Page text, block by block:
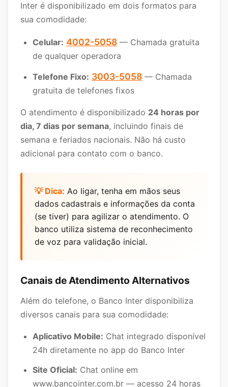
Inter é disponibilizado em dois formatos para
sua comodidade:
Celular: 4002-5058 — Chamada gratuita
de qualquer operadora
Telefone Fixo: 3003-5058 — Chamada
gratuita de telefones fixos
O atendimento é disponibilizado 24 horas por
dia, 7 dias por semana, incluindo finais de
semana e feriados nacionais. Não há custo
adicional para contato com o banco.
💡 Dica: Ao ligar, tenha em mãos seus
dados cadastrais e informações da conta
(se tiver) para agilizar o atendimento. O
banco utiliza sistema de reconhecimento
de voz para validação inicial.
Canais de Atendimento Alternativos
Além do telefone, o Banco Inter disponibiliza
diversos canais para sua comodidade:
Aplicativo Mobile: Chat integrado disponível
24h diretamente no app do Banco Inter
Site Oficial: Chat online em
www.bancointer.com.br — acesso 24 horas